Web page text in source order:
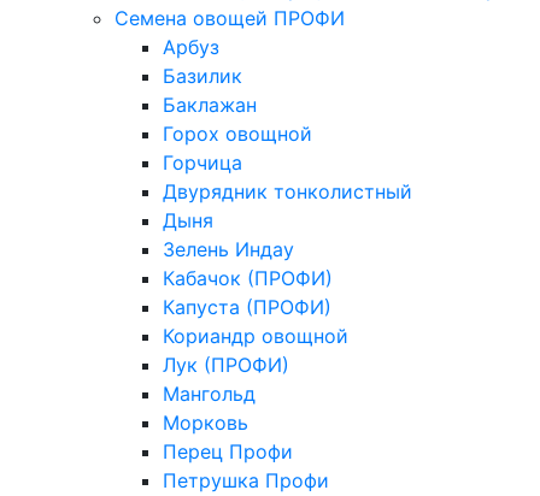
Семена овощей ПРОФИ
Арбуз
Базилик
Баклажан
Горох овощной
Горчица
Двурядник тонколистный
Дыня
Зелень Индау
Кабачок (ПРОФИ)
Капуста (ПРОФИ)
Кориандр овощной
Лук (ПРОФИ)
Мангольд
Морковь
Перец Профи
Петрушка Профи